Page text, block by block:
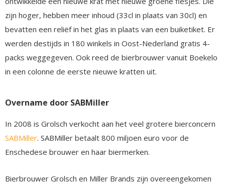
zijn hoger, hebben meer inhoud (33cl in plaats van 30cl) en
bevatten een reliëf in het glas in plaats van een buiketiket. Er
werden destijds in 180 winkels in Oost-Nederland gratis 4-
packs weggegeven. Ook reed de bierbrouwer vanuit Boekelo
in een colonne de eerste nieuwe kratten uit.
Overname door SABMiller
In 2008 is Grolsch verkocht aan het veel grotere bierconcern
SABMiller. SABMiller betaalt 800 miljoen euro voor de
Enschedese brouwer en haar biermerken.
Bierbrouwer Grolsch en Miller Brands zijn overeengekomen